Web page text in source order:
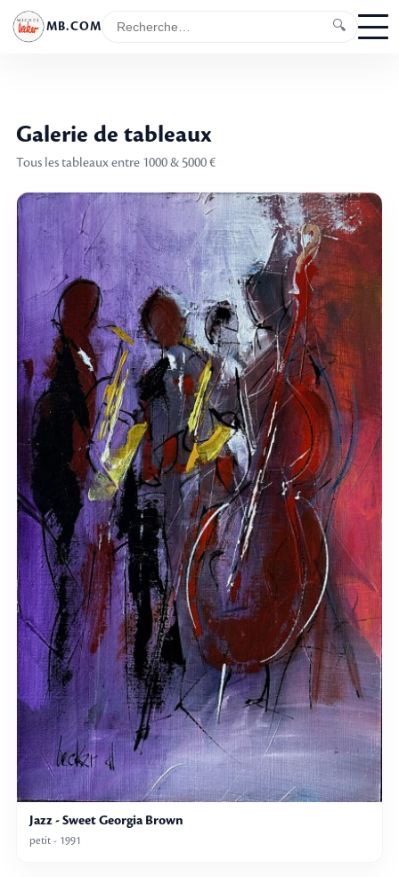
MB.COM 🔍
Galerie de tableaux
Tous les tableaux entre 1000 & 5000 €
Jazz - Sweet Georgia Brown
petit - 1991